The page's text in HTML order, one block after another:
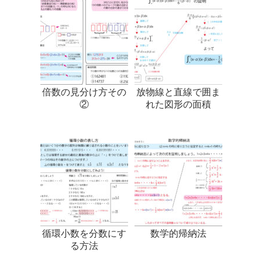
倍数の見分け方その
②
放物線と直線で囲ま
れた図形の面積
循環小数を分数にす
る方法
数学的帰納法